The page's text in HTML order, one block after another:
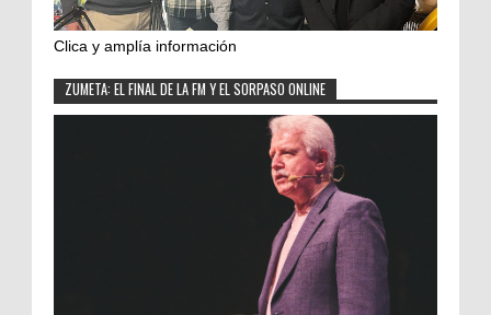
Clica y amplía información
ZUMETA: EL FINAL DE LA FM Y EL SORPASO ONLINE